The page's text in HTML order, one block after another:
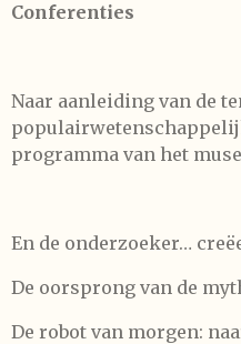
Conferenties
Naar aanleiding van de
programma van het
En de onderzoeker…
De oorsprong van de
De robot van morgen: